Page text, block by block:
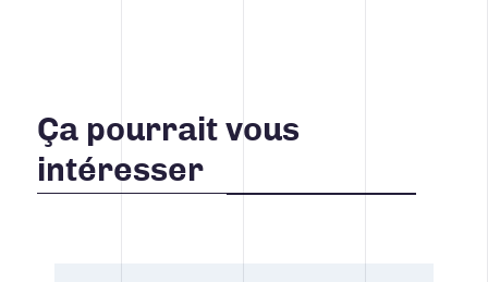
Ça pourrait vous
intéresser